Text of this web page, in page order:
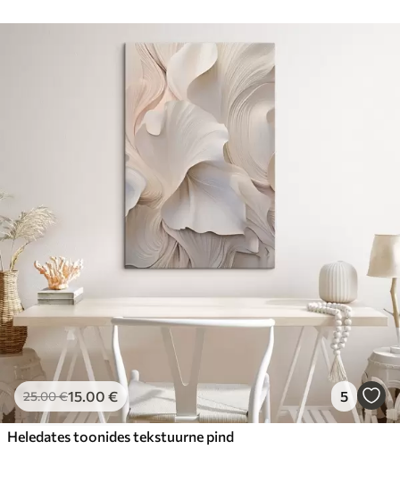
25.00€15.00 € 5
Heledates toonides tekstuurne pind